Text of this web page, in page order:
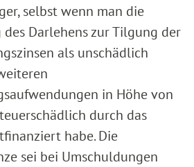
selbst wenn man die
Darlehens zur Tilgung der
als unschädlich
in Höhe von
durch das
habe. Die
sei bei Umschuldungen